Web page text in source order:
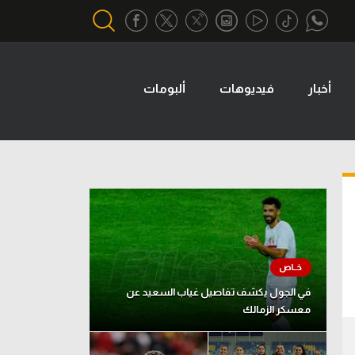
تحقيق في الجول
تقرير في الجول
تحليل في الجول
حكايات في الجول
كويز في الجول
فيديو في الجول
أخبار فيديوهات ألبومات
في الجول يكشف تفاصيل غياب السعيد عن
معسكر الزمالك